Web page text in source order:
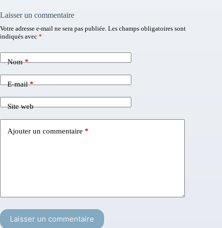
Laisser un commentaire
Votre adresse e-mail ne sera pas publiée. Les champs obligatoires sont
indiqués avec *
Nom*
E-mail*
Site web
Ajouter un commentaire *
Laisser un commentaire